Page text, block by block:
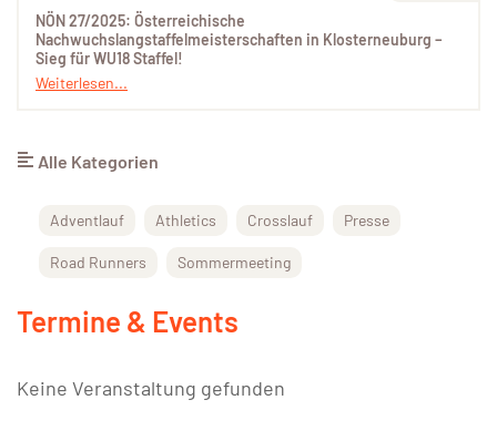
NÖN 27/2025: Österreichische
Nachwuchslangstaffelmeisterschaften in Klosterneuburg –
Sieg für WU18 Staffel!
Weiterlesen...
Alle Kategorien
Adventlauf Athletics Crosslauf Presse
Road Runners Sommermeeting
Termine & Events
Keine Veranstaltung gefunden